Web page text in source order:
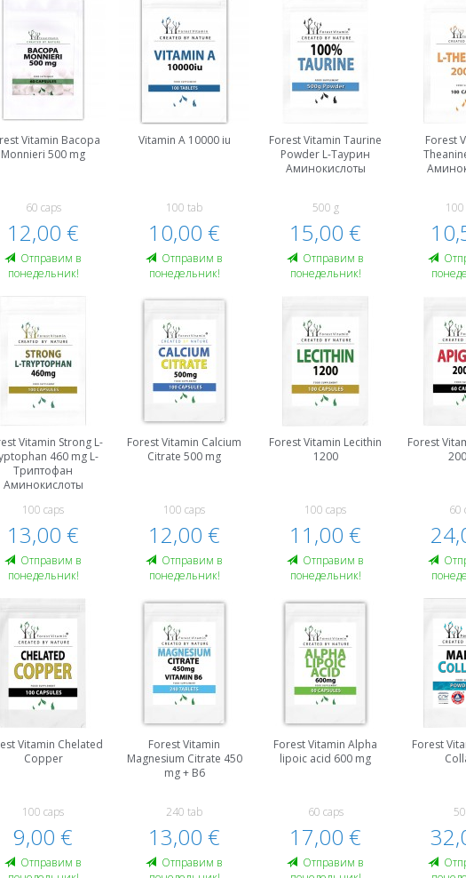
Vitamin Bacopa
Monnieri 500 mg
60 caps
12,00 €
Oтправим в
понедельник!
Vitamin A 10000 iu
100 tab
10,00 €
Oтправим в
понедельник!
Forest Vitamin Taurine
Powder L-Таурин
Аминокислоты
500 g
15,00 €
Oтправим в
понедельник!
Forest
100
Vitamin Strong L-
460 mg L-
Триптофан
Аминокислоты
100 caps
13,00 €
Oтправим в
понедельник!
Forest Vitamin Calcium
Citrate 500 mg
100 caps
12,00 €
Oтправим в
понедельник!
Forest Vitamin Lecithin
1200
100 caps
11,00 €
Oтправим в
понедельник!
Forest
60
Vitamin Chelated
Copper
100 caps
9,00 €
Oтправим в
Forest Vitamin
Magnesium Citrate 450
mg + B6
240 tab
13,00 €
Oтправим в
Forest Vitamin Alpha
lipoic acid 600 mg
60 caps
17,00 €
Oтправим в
Forest